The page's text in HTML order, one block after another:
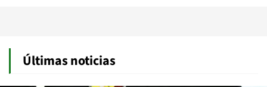
Últimas noticias